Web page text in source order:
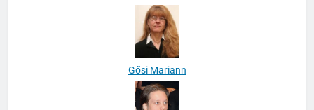
Gősi Mariann